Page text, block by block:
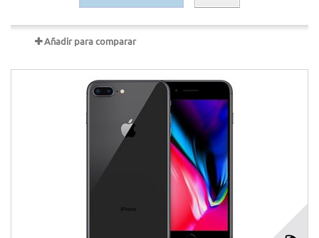
Añadir para comparar